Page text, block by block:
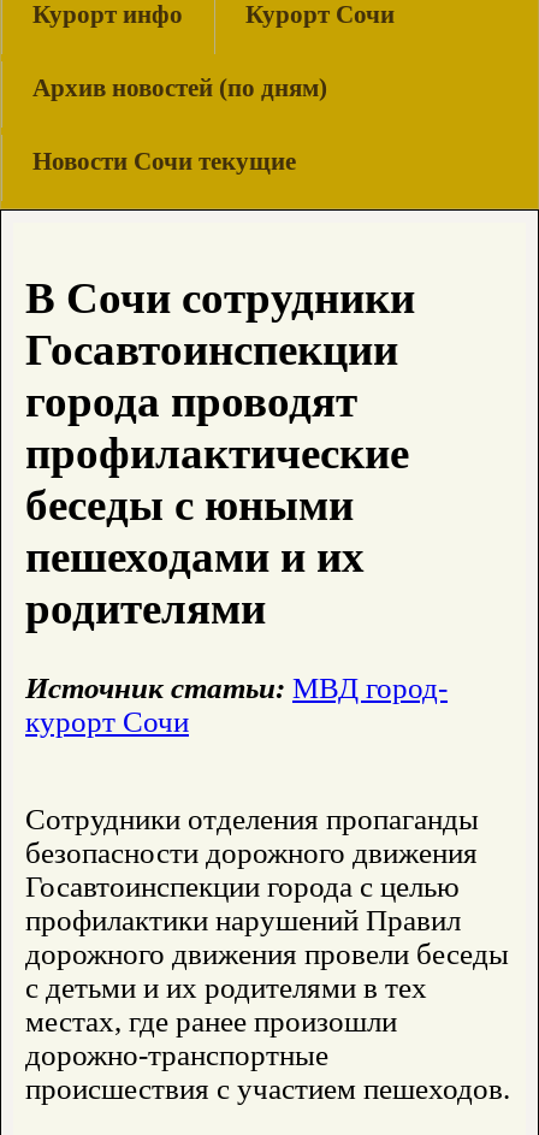
Курорт инфо Курорт Сочи
Архив новостей (по дням)
Новости Сочи текущие
В Сочи сотрудники
Госавтоинспекции
города проводят
профилактические
беседы с юными
пешеходами и их
родителями
Источник статьи: МВД город-
курорт Сочи
Сотрудники отделения пропаганды
безопасности дорожного движения
Госавтоинспекции города с целью
профилактики нарушений Правил
дорожного движения провели беседы
с детьми и их родителями в тех
местах, где ранее произошли
дорожно-транспортные
происшествия с участием пешеходов.